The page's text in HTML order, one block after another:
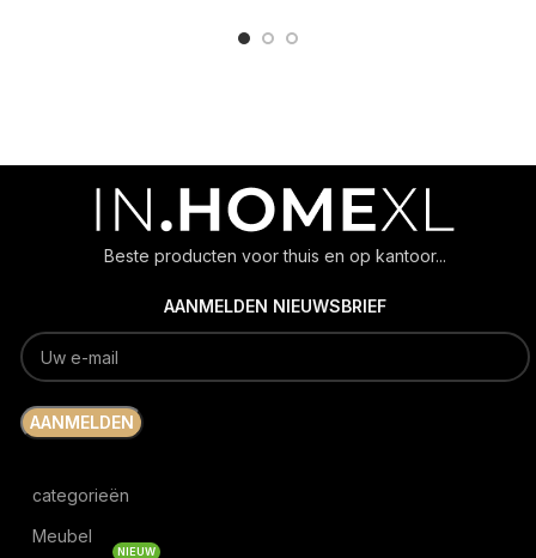
Beste producten voor thuis en op kantoor...
AANMELDEN NIEUWSBRIEF
categorieën
Meubel
NIEUW